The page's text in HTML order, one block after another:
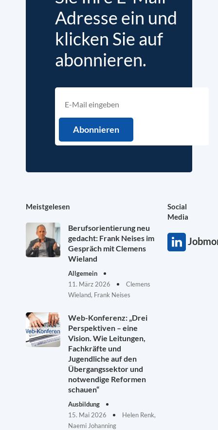
Adresse ein und
klicken Sie auf
abonnieren.
Meistgelesen
Berufsorientierung neu
gedacht: Frank Neises im
Gespräch mit Clemens
Wieland
Allgemein
11. März 2026
Clemens
Wieland, Frank Neises
Web-Konferenz: „Drei
Perspektiven – eine
Vision. Wie Leitungen,
Fachkräfte und
Jugendliche auf den
Übergangssektor und
notwendige Reformen
schauen“
Ausbildung
15. Mai 2026
Helen Renk,
Naemi Johanning
Social
Media